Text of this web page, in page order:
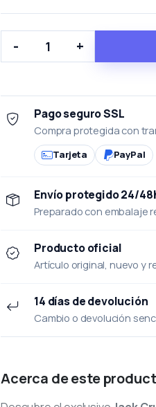
- +
Pago seguro SSL
Compra protegida con
Tarjeta PayPal
Envío protegido 24/
Preparado con embalaje
Producto oficial
Artículo original, nuevo y
14 días de devolución
Cambio o devolución
Acerca de este